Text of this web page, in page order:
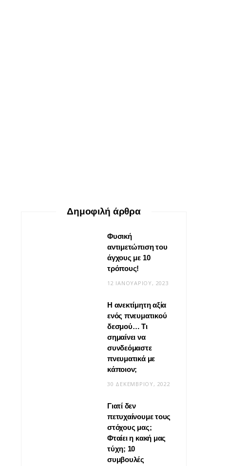
Βίντεο: Μεταμόρφωσε το
φουλάρι σου σε κιμονό
20 ΜΑΪ́ΟΥ, 2026
Δημοφιλή άρθρα
Φυσική
αντιμετώπιση του
άγχους με 10
τρόπους!
12 ΙΑΝΟΥΑΡΊΟΥ, 2023
Η ανεκτίμητη αξία
ενός πνευματικού
δεσμού… Τι
σημαίνει να
συνδεόμαστε
πνευματικά με
κάποιον;
30 ΔΕΚΕΜΒΡΊΟΥ, 2022
Γιατί δεν
πετυχαίνουμε τους
στόχους μας;
Φταίει η κακή μας
τύχη; 10
συμβουλές